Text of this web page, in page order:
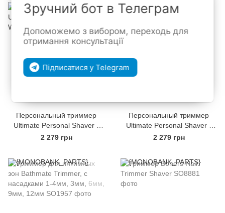
Персональный триммер
Ultimate Personal Shaver -
Women
2 279 грн
Персональный триммер
Ultimate Personal Shaver -
Men
2 279 грн
Зручний бот в Телеграм
Допоможемо з вибором, переходь для
отримання консультації
Підписатися у Telegram